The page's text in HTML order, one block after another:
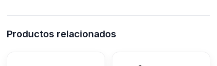
Productos relacionados